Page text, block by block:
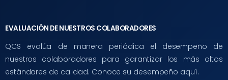
EVALUACIÓN DE NUESTROS COLABORADORES
QCS evalúa de manera periódica el desempeño de
nuestros colaboradores para garantizar los más altos
estándares de calidad. Conoce su desempeño aquí.